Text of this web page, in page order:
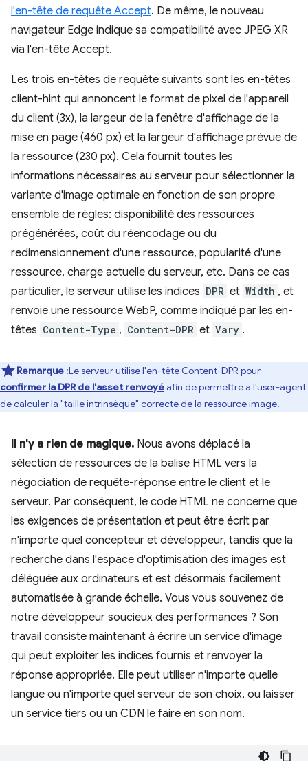
l'en-tête de requête Accept. De même, le nouveau
navigateur Edge indique sa compatibilité avec JPEG XR
via l'en-tête Accept.
Les trois en-têtes de requête suivants sont les en-têtes
client-hint qui annoncent le format de pixel de l'appareil
du client (3x), la largeur de la fenêtre d'affichage de la
mise en page (460 px) et la largeur d'affichage prévue de
la ressource (230 px). Cela fournit toutes les
informations nécessaires au serveur pour sélectionner la
variante d'image optimale en fonction de son propre
ensemble de règles: disponibilité des ressources
prégénérées, coût du réencodage ou du
redimensionnement d'une ressource, popularité d'une
ressource, charge actuelle du serveur, etc. Dans ce cas
particulier, le serveur utilise les indices DPR et Width , et
renvoie une ressource WebP, comme indiqué par les en-
têtes Content-Type , Content-DPR et Vary .
Remarque :Le serveur utilise l'en-tête Content-DPR pour
confirmer la DPR de l'asset renvoyéafin de permettre à l'user-agent
de calculer la "taille intrinsèque" correcte de la ressource image.
Il n'y a rien de magique. Nous avons déplacé la
sélection de ressources de la balise HTML vers la
négociation de requête-réponse entre le client et le
serveur. Par conséquent, le code HTML ne concerne que
les exigences de présentation et peut être écrit par
n'importe quel concepteur et développeur, tandis que la
recherche dans l'espace d'optimisation des images est
déléguée aux ordinateurs et est désormais facilement
automatisée à grande échelle. Vous vous souvenez de
notre développeur soucieux des performances ? Son
travail consiste maintenant à écrire un service d'image
qui peut exploiter les indices fournis et renvoyer la
réponse appropriée. Elle peut utiliser n'importe quelle
langue ou n'importe quel serveur de son choix, ou laisser
un service tiers ou un CDN le faire en son nom.